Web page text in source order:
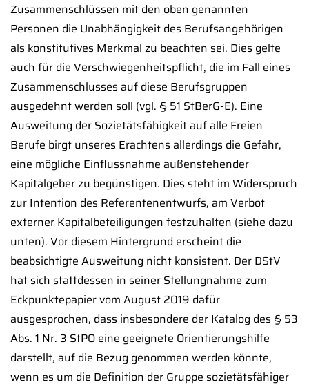
Zusammenschlüssen mit den oben genannten
Personen die Unabhängigkeit des Berufsangehörigen
als konstitutives Merkmal zu beachten sei. Dies gelte
auch für die Verschwiegenheitspflicht, die im Fall eines
Zusammenschlusses auf diese Berufsgruppen
ausgedehnt werden soll (vgl. § 51 StBerG-E). Eine
Ausweitung der Sozietätsfähigkeit auf alle Freien
Berufe birgt unseres Erachtens allerdings die Gefahr,
eine mögliche Einflussnahme außenstehender
Kapitalgeber zu begünstigen. Dies steht im Widerspruch
zur Intention des Referentenentwurfs, am Verbot
externer Kapitalbeteiligungen festzuhalten (siehe dazu
unten). Vor diesem Hintergrund erscheint die
beabsichtigte Ausweitung nicht konsistent. Der DStV
hat sich stattdessen in seiner Stellungnahme zum
Eckpunktepapier vom August 2019 dafür
ausgesprochen, dass insbesondere der Katalog des § 53
Abs. 1 Nr. 3 StPO eine geeignete Orientierungshilfe
darstellt, auf die Bezug genommen werden könnte,
wenn es um die Definition der Gruppe sozietätsfähiger